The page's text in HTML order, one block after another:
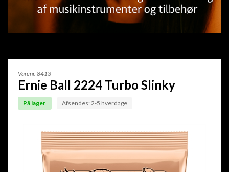
Varenr. 8413
Ernie Ball 2224 Turbo Slinky
På lager Afsendes: 2-5 hverdage